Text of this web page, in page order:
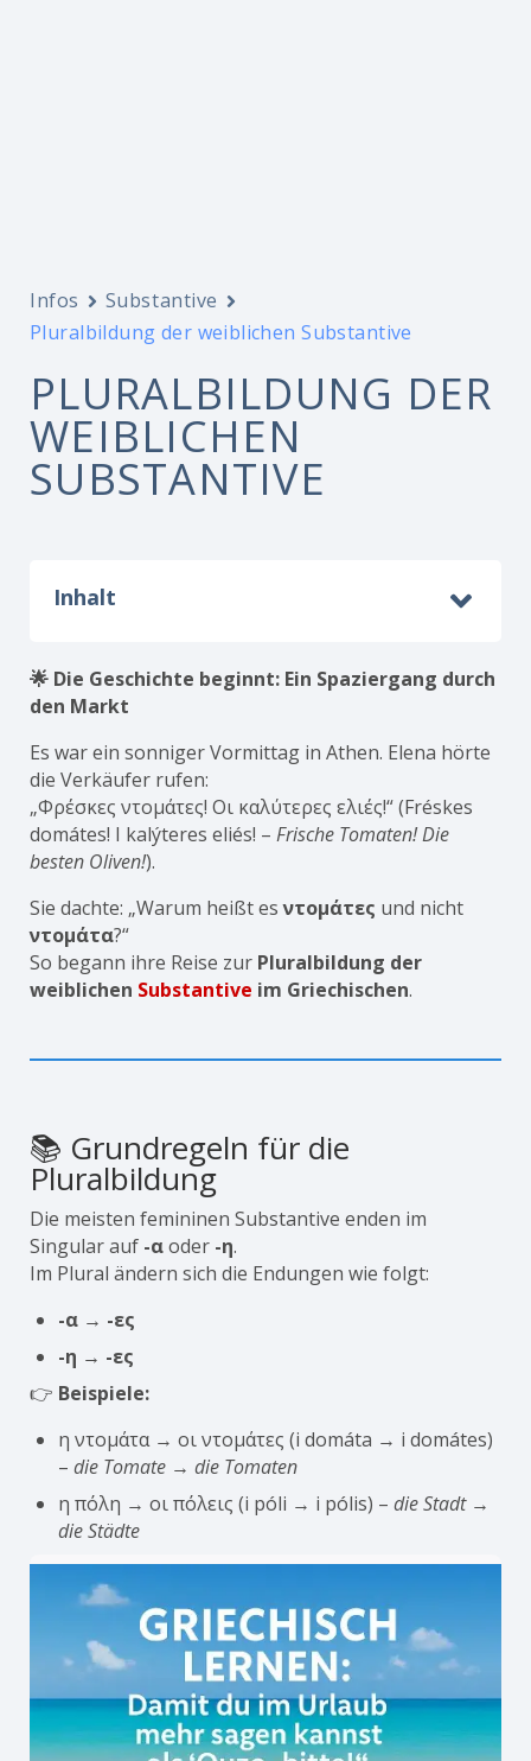
Infos
Substantive
Pluralbildung der weiblichen Substantive
PLURALBILDUNG DER
WEIBLICHEN
SUBSTANTIVE
Inhalt
🌟 Die Geschichte beginnt: Ein Spaziergang durch
den Markt
Es war ein sonniger Vormittag in Athen. Elena hörte
die Verkäufer rufen:
„Φρέσκες ντομάτες! Οι καλύτερες ελιές!“ (Fréskes
domátes! I kalýteres eliés! – Frische Tomaten! Die
besten Oliven!).
Sie dachte: „Warum heißt esντομάτες und nicht
ντομάτα?“
So begann ihre Reise zur Pluralbildung der
weiblichen Substantive im Griechischen.
📚 Grundregeln für die
Pluralbildung
Die meisten femininen Substantive enden im
Singular auf -αoder -η.
Im Plural ändern sich die Endungen wie folgt:
-α → -ες
-η → -ες
👉 Beispiele:
η ντομάτα → οι ντομάτες (i domáta → i domátes)
– die Tomate → die Tomaten
η πόλη → οι πόλεις (i póli → i pólis) – die Stadt →
die Städte